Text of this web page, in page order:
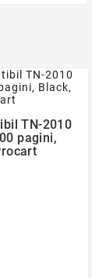
favorite_border
TN-2010
pagini,